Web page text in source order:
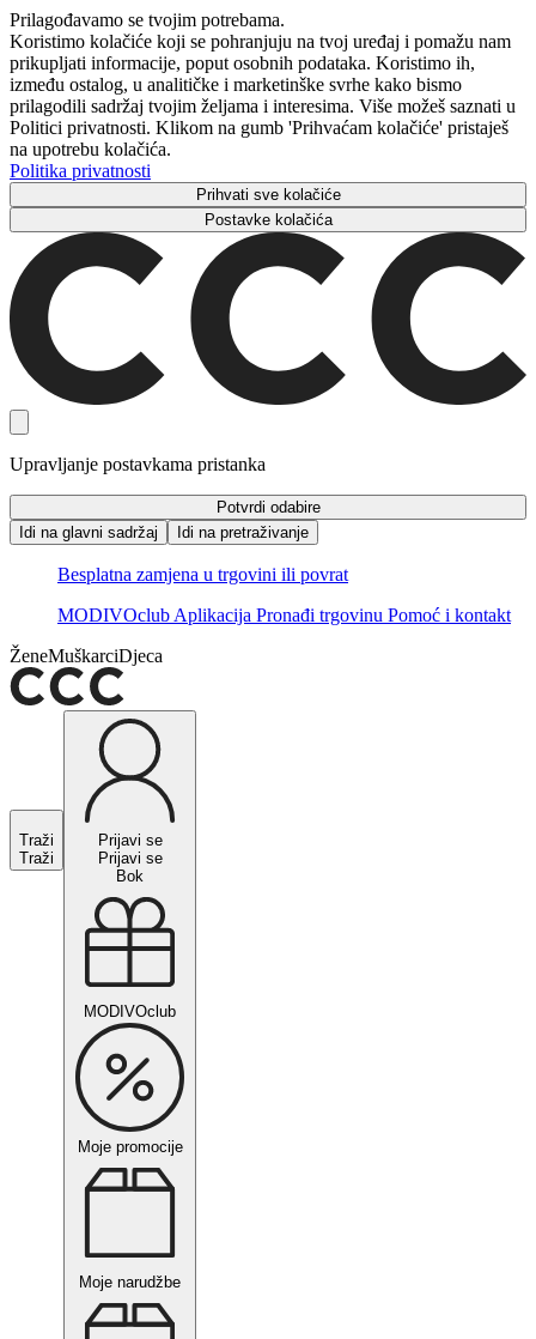
Prilagođavamo se tvojim potrebama.
Koristimo kolačiće koji se pohranjuju na tvoj uređaj i pomažu nam
prikupljati informacije, poput osobnih podataka. Koristimo ih,
između ostalog, u analitičke i marketinške svrhe kako bismo
prilagodili sadržaj tvojim željama i interesima. Više možeš saznati u
Politici privatnosti. Klikom na gumb 'Prihvaćam kolačiće' pristaješ
na upotrebu kolačića.
Politika privatnosti
Prihvati sve kolačiće
Postavke kolačića
Upravljanje postavkama pristanka
Potvrdi odabire
Idi na glavni sadržaj
Idi na pretraživanje
Besplatna zamjena u trgovini ili povrat
MODIVOclub Aplikacija Pronađi trgovinu Pomoć i kontakt
ŽeneMuškarciDjeca
Traži
Traži
Prijavi se
Prijavi se
Bok
MODIVOclub
Moje promocije
Moje narudžbe